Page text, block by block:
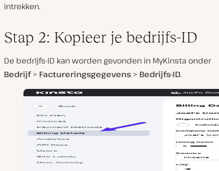
intrekken.
Stap 2: Kopieer je bedrijfs-ID
De bedrijfs-ID kan worden gevonden in MyKinsta onder
Bedrijf> Factureringsgegevens > Bedrijfs-ID.